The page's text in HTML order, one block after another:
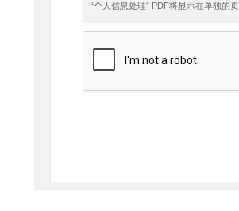
“个人信息处理” PDF将显示在单独的